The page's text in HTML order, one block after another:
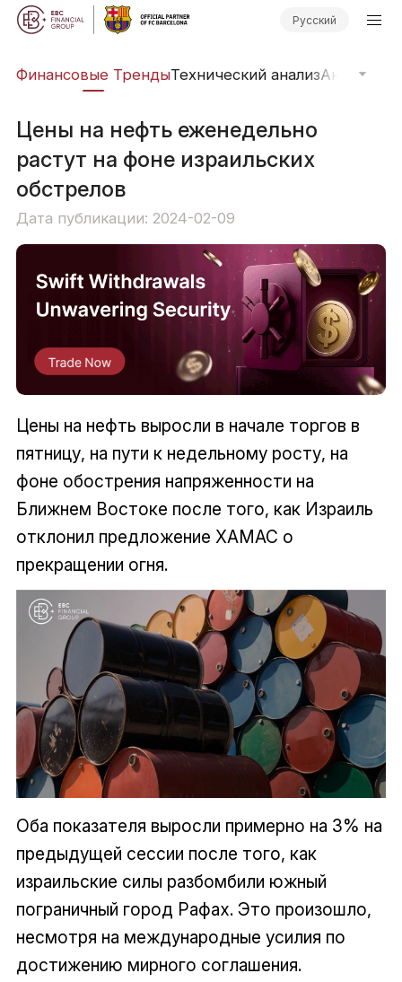
Русский
Финансовые ТрендыТехнический анализАнализ
Цены на нефть еженедельно
растут на фоне израильских
обстрелов
Дата публикации: 2024-02-09
Цены на нефть выросли в начале торгов в
пятницу, на пути к недельному росту, на
фоне обострения напряженности на
Ближнем Востоке после того, как Израиль
отклонил предложение ХАМАС о
прекращении огня.
Оба показателя выросли примерно на 3% на
предыдущей сессии после того, как
израильские силы разбомбили южный
пограничный город Рафах. Это произошло,
несмотря на международные усилия по
достижению мирного соглашения.